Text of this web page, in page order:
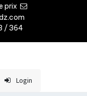
prix
/ 364
Login